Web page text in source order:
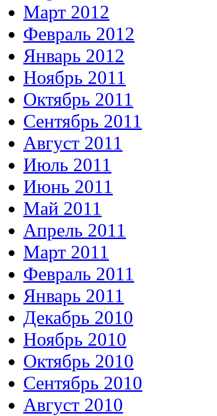
Март 2012
Февраль 2012
Январь 2012
Ноябрь 2011
Октябрь 2011
Сентябрь 2011
Август 2011
Июль 2011
Июнь 2011
Май 2011
Апрель 2011
Март 2011
Февраль 2011
Январь 2011
Декабрь 2010
Ноябрь 2010
Октябрь 2010
Сентябрь 2010
Август 2010